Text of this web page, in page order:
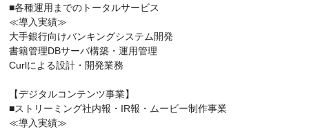
■各種運用までのトータルサービス
≪導入実績≫
大手銀行向けバンキングシステム開発
書籍管理DBサーバ構築・運用管理
Curlによる設計・開発業務
【デジタルコンテンツ事業】
■ストリーミング社内報・IR報・ムービー制作事業
≪導入実績≫